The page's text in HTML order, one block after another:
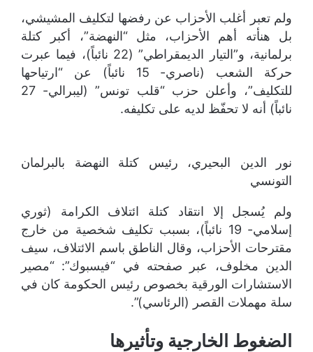
ولم تعبر أغلب الأحزاب عن رفضها لتكليف المشيشي،
بل هنأته أهم الأحزاب، مثل “النهضة”، أكبر كتلة
برلمانية، و”التيار الديمقراطي” (22 نائباً)، فيما عبرت
حركة الشعب (ناصري- 15 نائباً) عن “ارتياحها
للتكليف”، وأعلن حزب “قلب تونس” (ليبرالي- 27
نائباً) أنه لا تحفّظ لديه على تكليفه.
نور الدين البحيري، رئيس كتلة النهضة بالبرلمان
التونسي
ولم يُسجل إلا انتقاد كتلة ائتلاف الكرامة (ثوري
إسلامي- 19 نائباً)، بسبب تكليف شخصية من خارج
مقترحات الأحزاب، وقال الناطق باسم الائتلاف، سيف
الدين مخلوف، عبر صفحته في “فيسبوك”: “مصير
الاستشارات الورقية بخصوص رئيس الحكومة كان في
سلة مهملات القصر (الرئاسي)”.
الضغوط الخارجية وتأثيرها